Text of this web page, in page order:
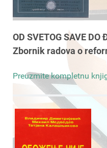
OD SVETOG SAVE DO
Zbornik radova o
Preuzmite kompletnu